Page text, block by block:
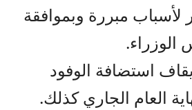
لأسباب مبررة وبموافقة
استضافة الوفود
العام الجاري كذلك.